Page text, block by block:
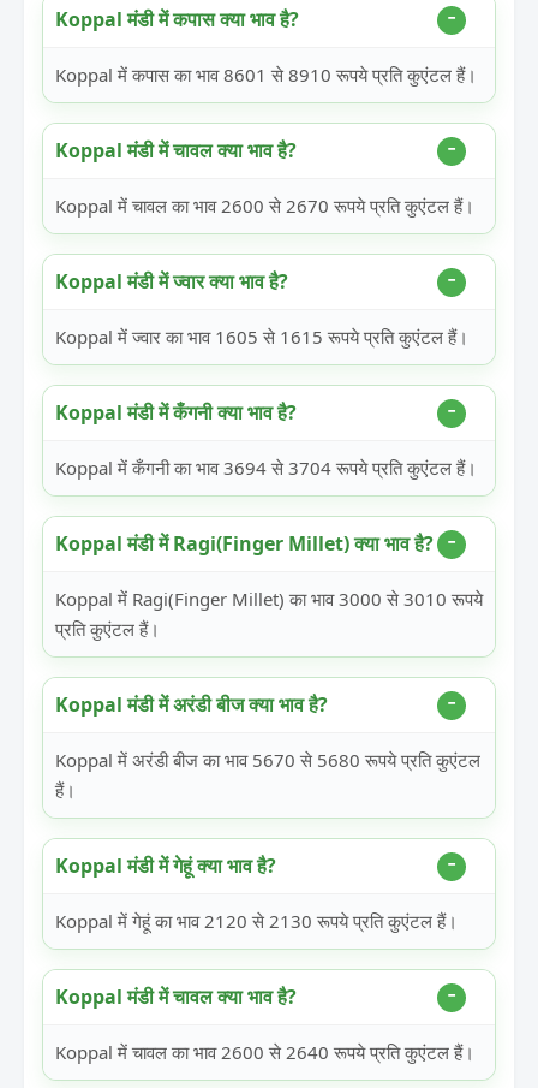
Koppal मंडी में कपास क्या भाव है?
Koppal में कपास का भाव 8601 से 8910 रूपये प्रति कुएंटल हैं।
Koppal मंडी में चावल क्या भाव है?
Koppal में चावल का भाव 2600 से 2670 रूपये प्रति कुएंटल हैं।
Koppal मंडी में ज्वार क्या भाव है?
Koppal में ज्वार का भाव 1605 से 1615 रूपये प्रति कुएंटल हैं।
Koppal मंडी में कँगनी क्या भाव है?
Koppal में कँगनी का भाव 3694 से 3704 रूपये प्रति कुएंटल हैं।
Koppal मंडी में Ragi(Finger Millet) क्या भाव है?
Koppal में Ragi(Finger Millet) का भाव 3000 से 3010 रूपये
प्रति कुएंटल हैं।
Koppal मंडी में अरंडी बीज क्या भाव है?
Koppal में अरंडी बीज का भाव 5670 से 5680 रूपये प्रति कुएंटल
हैं।
Koppal मंडी में गेहूं क्या भाव है?
Koppal में गेहूं का भाव 2120 से 2130 रूपये प्रति कुएंटल हैं।
Koppal मंडी में चावल क्या भाव है?
Koppal में चावल का भाव 2600 से 2640 रूपये प्रति कुएंटल हैं।